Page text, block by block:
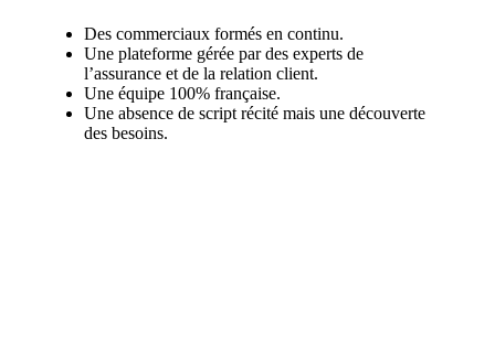
Des commerciaux formés en continu.
Une plateforme gérée par des experts de
l’assurance et de la relation client.
Une équipe 100% française.
Une absence de script récité mais une découverte
des besoins.